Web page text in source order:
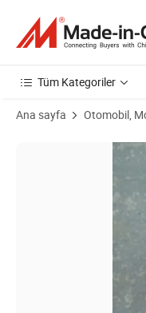
Tüm Kategoriler
Ana sayfa Otomobil,
Ürün Görselleri Hızlı